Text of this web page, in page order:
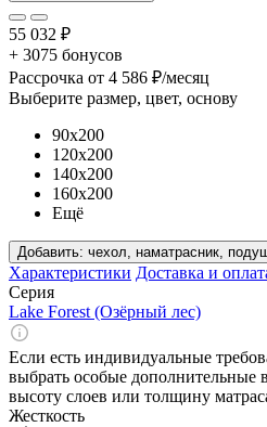
55 032 ₽
+ 3075 бонусов
Рассрочка от 4 586 ₽/месяц
Выберите размер, цвет, основу
90x200
120x200
140x200
160x200
Ещё
Добавить: чехол, наматрасник,
Характеристики Доставка и
Серия
Lake Forest (Озёрный лес)
Если есть индивидуальные
выбрать особые дополнительные
высоту слоев или толщину
Жесткость